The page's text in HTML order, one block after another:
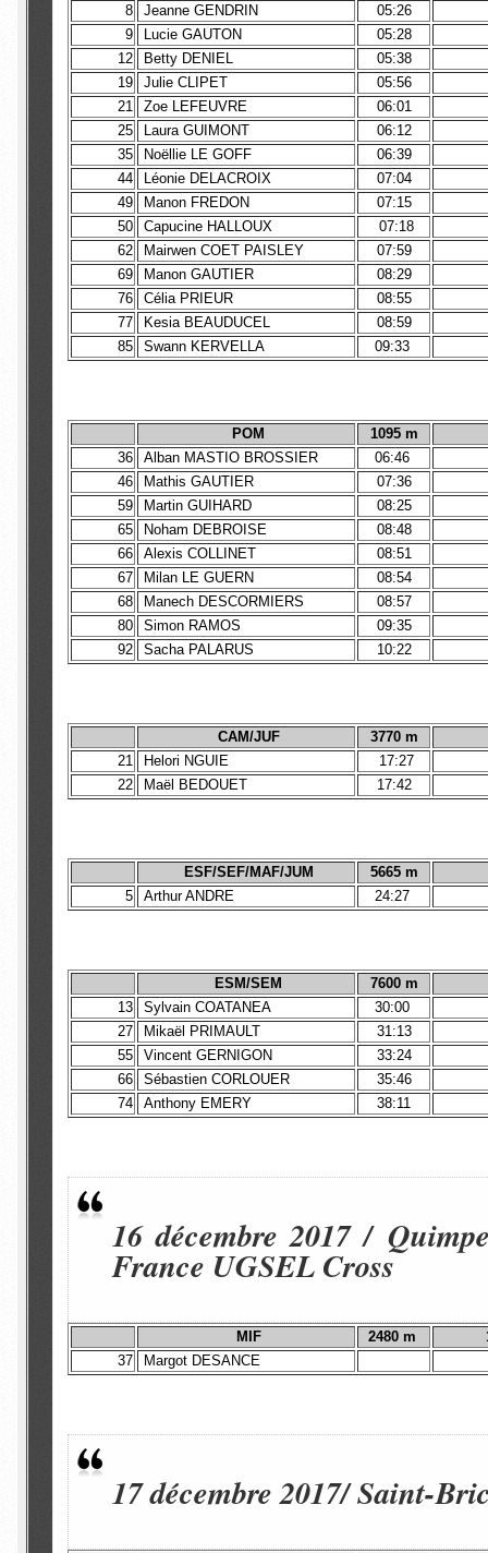
8 Jeanne GENDRIN
05:26
9
Lucie GAUTON
05:28
12
Betty DENIEL
05:38
19
Julie CLIPET
05:56
21
Zoe LEFEUVRE
06:01
25
Laura GUIMONT
06:12
35
Noëllie LE GOFF
06:39
44
Léonie DELACROIX
07:04
49
Manon FREDON
07:15
50
Capucine HALLOUX
07:18
62
Mairwen COET PAISLEY
07:59
69
Manon GAUTIER
08:29
76
Célia PRIEUR
08:55
77
Kesia BEAUDUCEL
08:59
85
Swann KERVELLA 09:33
POM
1095 m
36
Alban MASTIO BROSSIER
06:46
46
Mathis GAUTIER
07:36
59
Martin GUIHARD
08:25
65
Noham DEBROISE
08:48
66
Alexis COLLINET
08:51
67
Milan LE GUERN
08:54
68
Manech DESCORMIERS
08:57
80
Simon RAMOS
09:35
92
Sacha PALARUS 10:22
CAM/JUF
3770 m
21
Helori NGUIE
17:27
22
Maël BEDOUET 17:42
ESF/SEF/MAF/JUM
5665 m
5
Arthur ANDRE 24:27
ESM/SEM
7600 m
13
Sylvain COATANEA
30:00
27
Mikaël PRIMAULT
31:13
55
Vincent GERNIGON
33:24
66
Sébastien CORLOUER
35:46
74
Anthony EMERY 38:11
16 décembre 2017 /
France UGSEL Cross
MIF 2480 m
37
Margot DESANCE
17 décembre 2017/ Saint-